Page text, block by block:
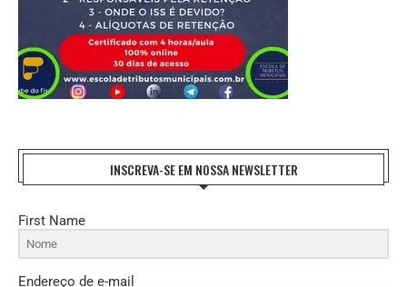
INSCREVA-SE EM NOSSA NEWSLETTER
First Name
Endereço de e-mail